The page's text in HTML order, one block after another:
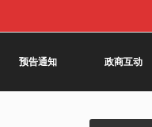
预告通知 政商互动